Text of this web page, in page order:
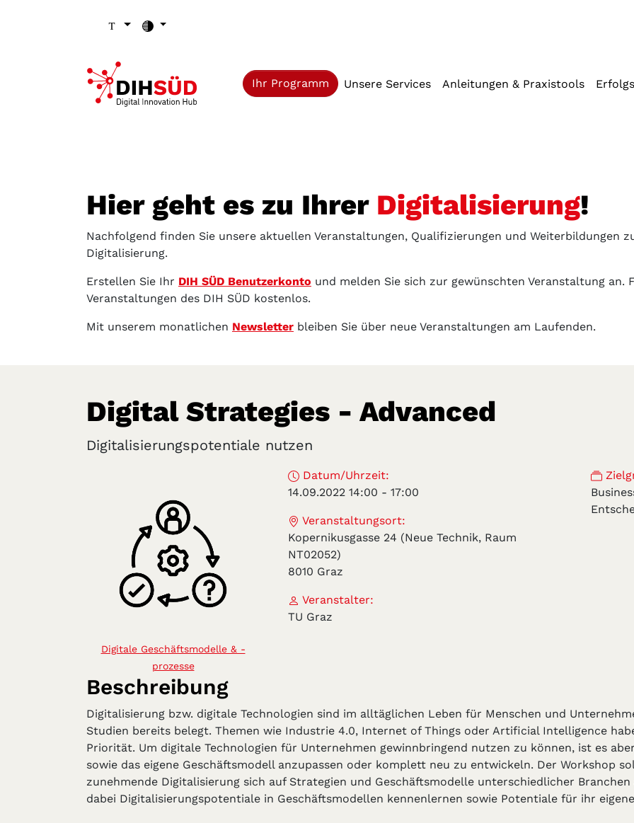
Ihr Programm (current)
Unsere Services Anleitungen & Praxistools
Hier geht es zu Ihrer Digitalisierung!
Nachfolgend finden Sie unsere aktuellen Veranstaltungen, Qualifizierungen und Weiterbildungen
Digitalisierung.
Erstellen Sie Ihr DIH SÜD Benutzerkonto und melden Sie sich zur gewünschten Veranstaltung
Veranstaltungen des DIH SÜD kostenlos.
Mit unserem monatlichen Newsletter bleiben Sie über neue Veranstaltungen am Laufenden.
Digital Strategies - Advanced
Digitalisierungspotentiale nutzen
Digitale Geschäftsmodelle & -
prozesse
Datum/Uhrzeit:
14.09.2022 14:00 - 17:00
Veranstaltungsort:
Kopernikusgasse 24 (Neue Technik, Raum
NT02052)
8010 Graz
Veranstalter:
TU Graz
Beschreibung
Digitalisierung bzw. digitale Technologien sind im alltäglichen Leben für Menschen und
Studien bereits belegt. Themen wie Industrie 4.0, Internet of Things oder Artificial Intelligence
Priorität. Um digitale Technologien für Unternehmen gewinnbringend nutzen zu können, ist es
sowie das eigene Geschäftsmodell anzupassen oder komplett neu zu entwickeln. Der Workshop
zunehmende Digitalisierung sich auf Strategien und Geschäftsmodelle unterschiedlicher
dabei Digitalisierungspotentiale in Geschäftsmodellen kennenlernen sowie Potentiale für ihr